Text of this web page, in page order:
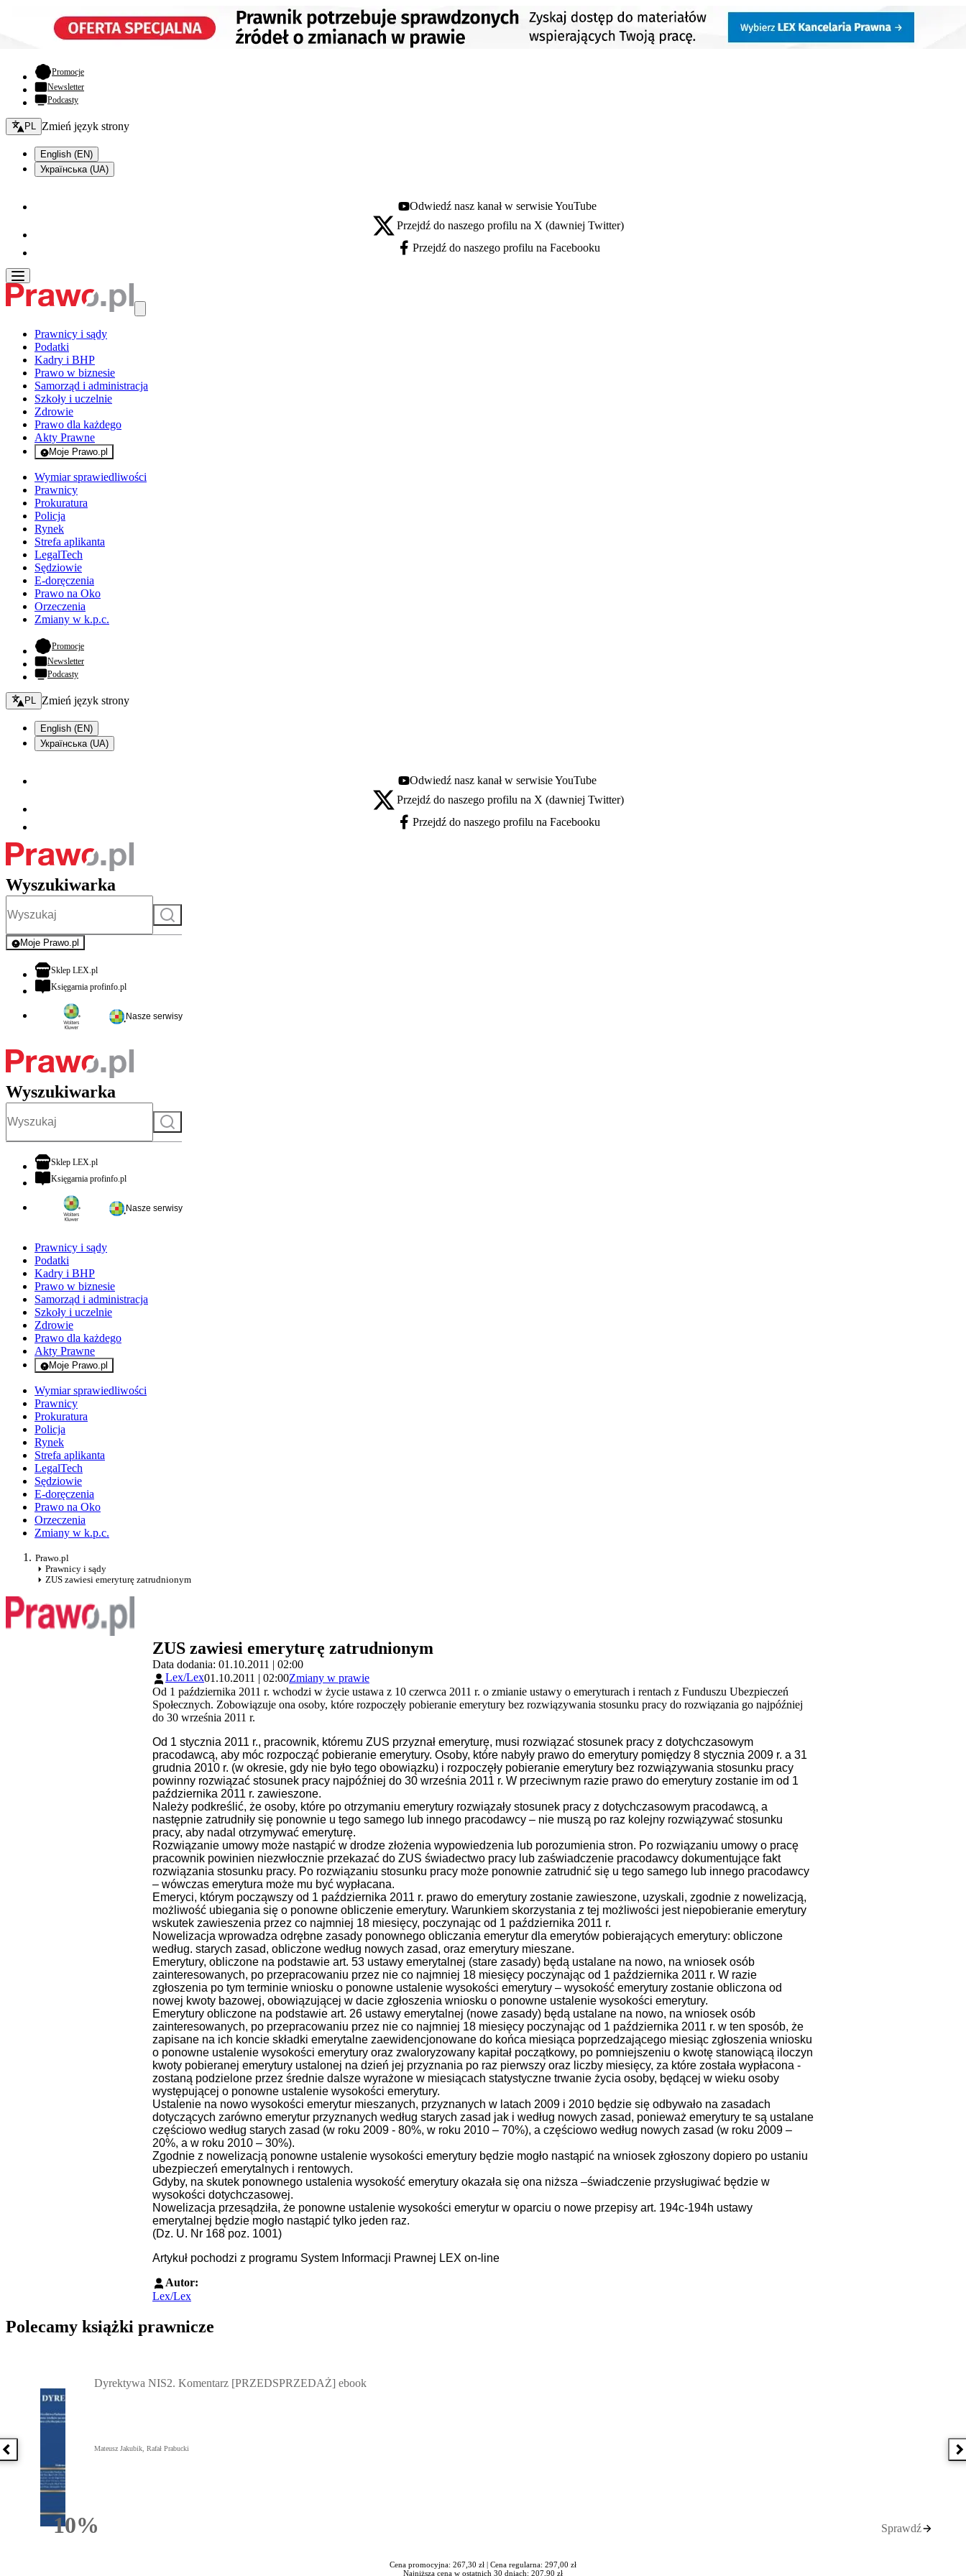
Promocje- otwiera się w nowej karcie
Newsletter
Podcasty
Zmień język - bieżący:
PL Zmień język strony
English (EN)
Українська (UA)
Youtube - otwiera się w nowej karcie
Odwiedź nasz kanał w serwisie YouTube
X - otwiera się w nowej karcie
Przejdź do naszego profilu na X (dawniej Twitter)
Facebook - otwiera się w nowej karcie
Przejdź do naszego profilu na Facebooku
Prawnicy i sądy
Podatki
Kadry i BHP
Prawo w biznesie
Samorząd i administracja
Szkoły i uczelnie
Zdrowie
Prawo dla każdego
Akty Prawne
Moje Prawo.pl
- rejestracja i logowanie do serwisu
Wymiar sprawiedliwości
Prawnicy
Prokuratura
Policja
Rynek
Strefa aplikanta
LegalTech
Sędziowie
E-doręczenia
Prawo na Oko
Orzeczenia
Zmiany w k.p.c.
Promocje- otwiera się w nowej karcie
Newsletter
Podcasty
Zmień język - bieżący:
PL Zmień język strony
English (EN)
Українська (UA)
Youtube - otwiera się w nowej karcie
Odwiedź nasz kanał w serwisie YouTube
X - otwiera się w nowej karcie
Przejdź do naszego profilu na X (dawniej Twitter)
Facebook - otwiera się w nowej karcie
Przejdź do naszego profilu na Facebooku
Wyszukiwarka
Szukaj
Moje Prawo.pl
- rejestracja i logowanie do serwisu
Sklep LEX.plotwiera się w nowej karcie
Księgarnia profinfo.plotwiera się w nowej karcie
Nasze serwisy
Wyszukiwarka
Szukaj
Sklep LEX.plotwiera się w nowej karcie
Księgarnia profinfo.plotwiera się w nowej karcie
Nasze serwisy
Prawnicy i sądy
Podatki
Kadry i BHP
Prawo w biznesie
Samorząd i administracja
Szkoły i uczelnie
Zdrowie
Prawo dla każdego
Akty Prawne
Moje Prawo.pl
- rejestracja i logowanie do serwisu
Wymiar sprawiedliwości
Prawnicy
Prokuratura
Policja
Rynek
Strefa aplikanta
LegalTech
Sędziowie
E-doręczenia
Prawo na Oko
Orzeczenia
Zmiany w k.p.c.
Prawo.pl
Prawnicy i sądy
ZUS zawiesi emeryturę zatrudnionym
ZUS zawiesi emeryturę zatrudnionym
Data dodania: 01.10.2011 | 02:00
Lex/Lex01.10.2011 | 02:00Zmiany w prawie
Od 1 października 2011 r. wchodzi w życie ustawa z 10 czerwca 2011 r. o zmianie ustawy o emeryturach i rentach z Funduszu Ubezpieczeń
Społecznych. Zobowiązuje ona osoby, które rozpoczęły pobieranie emerytury bez rozwiązywania stosunku pracy do rozwiązania go najpóźniej
do 30 września 2011 r.
Od 1 stycznia 2011 r., pracownik, któremu ZUS przyznał emeryturę, musi rozwiązać stosunek pracy z dotychczasowym
pracodawcą, aby móc rozpocząć pobieranie emerytury. Osoby, które nabyły prawo do emerytury pomiędzy 8 stycznia 2009 r. a 31
grudnia 2010 r. (w okresie, gdy nie było tego obowiązku) i rozpoczęły pobieranie emerytury bez rozwiązywania stosunku pracy
powinny rozwiązać stosunek pracy najpóźniej do 30 września 2011 r. W przeciwnym razie prawo do emerytury zostanie im od 1
października 2011 r. zawieszone.
Należy podkreślić, że osoby, które po otrzymaniu emerytury rozwiązały stosunek pracy z dotychczasowym pracodawcą, a
następnie zatrudniły się ponownie u tego samego lub innego pracodawcy – nie muszą po raz kolejny rozwiązywać stosunku
pracy, aby nadal otrzymywać emeryturę.
Rozwiązanie umowy może nastąpić w drodze złożenia wypowiedzenia lub porozumienia stron. Po rozwiązaniu umowy o pracę
pracownik powinien niezwłocznie przekazać do ZUS świadectwo pracy lub zaświadczenie pracodawcy dokumentujące fakt
rozwiązania stosunku pracy. Po rozwiązaniu stosunku pracy może ponownie zatrudnić się u tego samego lub innego pracodawcy
– wówczas emerytura może mu być wypłacana.
Emeryci, którym począwszy od 1 października 2011 r. prawo do emerytury zostanie zawieszone, uzyskali, zgodnie z nowelizacją,
możliwość ubiegania się o ponowne obliczenie emerytury. Warunkiem skorzystania z tej możliwości jest niepobieranie emerytury
wskutek zawieszenia przez co najmniej 18 miesięcy, poczynając od 1 października 2011 r.
Nowelizacja wprowadza odrębne zasady ponownego obliczania emerytur dla emerytów pobierających emerytury: obliczone
według. starych zasad, obliczone według nowych zasad, oraz emerytury mieszane.
Emerytury, obliczone na podstawie art. 53 ustawy emerytalnej (stare zasady) będą ustalane na nowo, na wniosek osób
zainteresowanych, po przepracowaniu przez nie co najmniej 18 miesięcy poczynając od 1 października 2011 r. W razie
zgłoszenia po tym terminie wniosku o ponowne ustalenie wysokości emerytury – wysokość emerytury zostanie obliczona od
nowej kwoty bazowej, obowiązującej w dacie zgłoszenia wniosku o ponowne ustalenie wysokości emerytury.
Emerytury obliczone na podstawie art. 26 ustawy emerytalnej (nowe zasady) będą ustalane na nowo, na wniosek osób
zainteresowanych, po przepracowaniu przez nie co najmniej 18 miesięcy poczynając od 1 października 2011 r. w ten sposób, że
zapisane na ich koncie składki emerytalne zaewidencjonowane do końca miesiąca poprzedzającego miesiąc zgłoszenia wniosku
o ponowne ustalenie wysokości emerytury oraz zwaloryzowany kapitał początkowy, po pomniejszeniu o kwotę stanowiącą iloczyn
kwoty pobieranej emerytury ustalonej na dzień jej przyznania po raz pierwszy oraz liczby miesięcy, za które została wypłacona -
zostaną podzielone przez średnie dalsze wyrażone w miesiącach statystyczne trwanie życia osoby, będącej w wieku osoby
występującej o ponowne ustalenie wysokości emerytury.
Ustalenie na nowo wysokości emerytur mieszanych, przyznanych w latach 2009 i 2010 będzie się odbywało na zasadach
dotyczących zarówno emerytur przyznanych według starych zasad jak i według nowych zasad, ponieważ emerytury te są ustalane
częściowo według starych zasad (w roku 2009 - 80%, w roku 2010 – 70%), a częściowo według nowych zasad (w roku 2009 –
20%, a w roku 2010 – 30%).
Zgodnie z nowelizacją ponowne ustalenie wysokości emerytury będzie mogło nastąpić na wniosek zgłoszony dopiero po ustaniu
ubezpieczeń emerytalnych i rentowych.
Gdyby, na skutek ponownego ustalenia wysokość emerytury okazała się ona niższa –świadczenie przysługiwać będzie w
wysokości dotychczasowej.
Nowelizacja przesądziła, że ponowne ustalenie wysokości emerytur w oparciu o nowe przepisy art. 194c-194h ustawy
emerytalnej będzie mogło nastąpić tylko jeden raz.
(Dz. U. Nr 168 poz. 1001)
Artykuł pochodzi z programu System Informacji Prawnej LEX on-line
Autor:
Lex/Lex
Polecamy książki prawnicze
Poprzednia książka
10%Rabatu
Dyrektywa NIS2. Komentarz [PRZEDSPRZEDAŻ] ebook
Mateusz Jakubik, Rafał Prabucki
Sprawdź
Cena promocyjna: 267,30 zł | Cena regularna: 297,00 zł
Najniższa cena w ostatnich 30 dniach: 207,90 zł